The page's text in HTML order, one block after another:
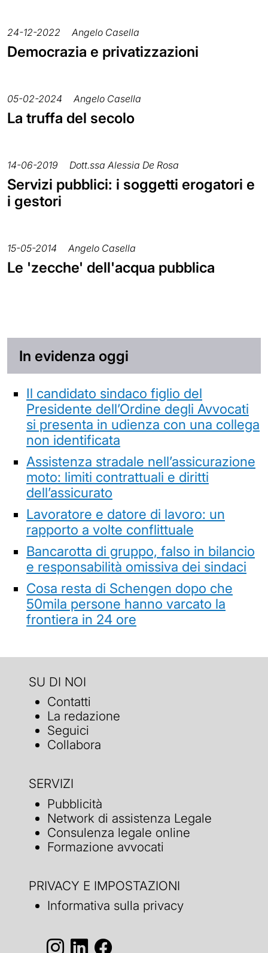
24-12-2022 Angelo Casella
Democrazia e privatizzazioni
05-02-2024 Angelo Casella
La truffa del secolo
14-06-2019 Dott.ssa Alessia De Rosa
Servizi pubblici: i soggetti erogatori e
i gestori
15-05-2014 Angelo Casella
Le 'zecche' dell'acqua pubblica
In evidenza oggi
Il candidato sindaco figlio del
Presidente dell’Ordine degli Avvocati
si presenta in udienza con una collega
non identificata
Assistenza stradale nell’assicurazione
moto: limiti contrattuali e diritti
dell’assicurato
Lavoratore e datore di lavoro: un
rapporto a volte conflittuale
Bancarotta di gruppo, falso in bilancio
e responsabilità omissiva dei sindaci
Cosa resta di Schengen dopo che
50mila persone hanno varcato la
frontiera in 24 ore
SU DI NOI
Contatti
La redazione
Seguici
Collabora
SERVIZI
Pubblicità
Network di assistenza Legale
Consulenza legale online
Formazione avvocati
PRIVACY E IMPOSTAZIONI
Informativa sulla privacy